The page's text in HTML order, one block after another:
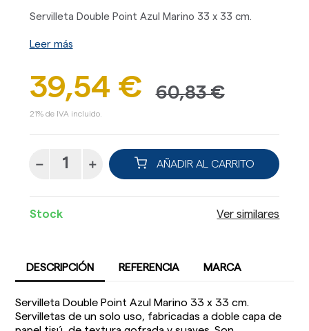
Servilleta Double Point Azul Marino 33 x 33 cm.
Leer más
39,54 € 60,83 €
21% de IVA incluido.
AÑADIR AL CARRITO
Stock Ver similares
DESCRIPCIÓN REFERENCIA MARCA
Servilleta Double Point Azul Marino 33 x 33 cm.
Servilletas de un solo uso, fabricadas a doble capa de